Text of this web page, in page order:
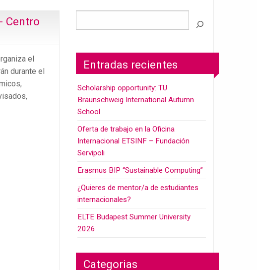
Centro
el
durante el
Entradas recientes
Scholarship opportunity: TU
Braunschweig International Autumn
School
Oferta de trabajo en la Oficina
Internacional ETSINF – Fundación
Servipoli
Erasmus BIP “Sustainable Computing”
¿Quieres de mentor/a de estudiantes
internacionales?
ELTE Budapest Summer University
2026
Categorias